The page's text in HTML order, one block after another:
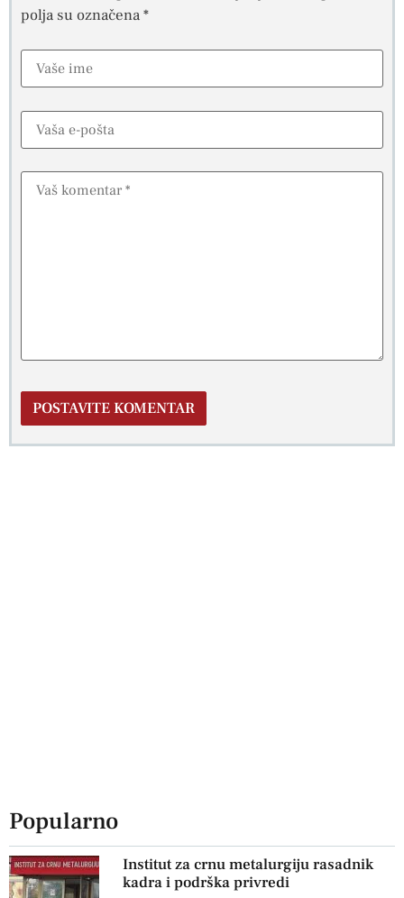
polja su označena*
Popularno
Institut za crnu metalurgiju rasadnik
kadra i podrška privredi